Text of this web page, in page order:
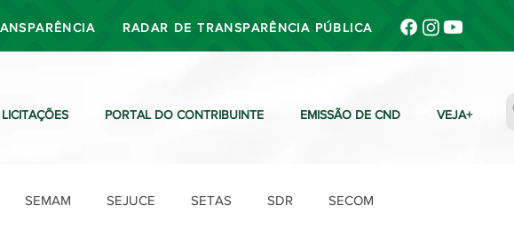
RADAR DE TRANSPARÊNCIA PÚBLICA
LICITAÇÕES PORTAL DO CONTRIBUINTE EMISSÃO DE CND VEJA+
SEMAM SEJUCE SETAS SDR SECOM